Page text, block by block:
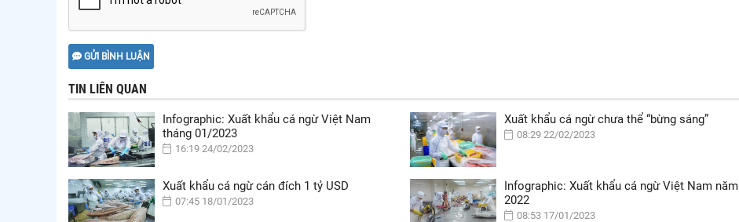
GỬI BÌNH LUẬN
TIN LIÊN QUAN
Infographic: Xuất khẩu cá ngừ Việt Nam
tháng 01/2023
16:19 24/02/2023
Xuất khẩu cá ngừ chưa thể “bừng sáng”
08:29 22/02/2023
Xuất khẩu cá ngừ cán đích 1 tỷ USD
07:45 18/01/2023
Infographic: Xuất khẩu cá ngừ Việt Nam năm
2022
08:53 17/01/2023